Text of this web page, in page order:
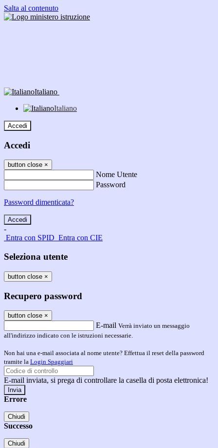
Salta al contenuto
Italiano
Italiano
Accedi
Accedi
button close ×
Nome Utente
Password
Password dimenticata?
-
Entra con SPID Entra con CIE
Seleziona utente
button close ×
Recupero password
button close ×
E-mail Verrà inviato un messaggio
all'indirizzo indicato con le istruzioni necessarie.
Non hai una e-mail associata al nome utente? Effettua il reset della password
tramite la Login Spaggiari
E-mail inviata, si prega di controllare la casella di posta elettronica!
Errore
Chiudi
Successo
Chiudi